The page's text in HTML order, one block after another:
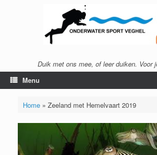
Duik met ons mee, of leer duiken. Voor
Menu
Home» Zeeland met Hemelvaart 2019